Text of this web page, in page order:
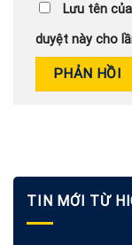
Lưu tên
duyệt này cho
TIN MỚI TỪ